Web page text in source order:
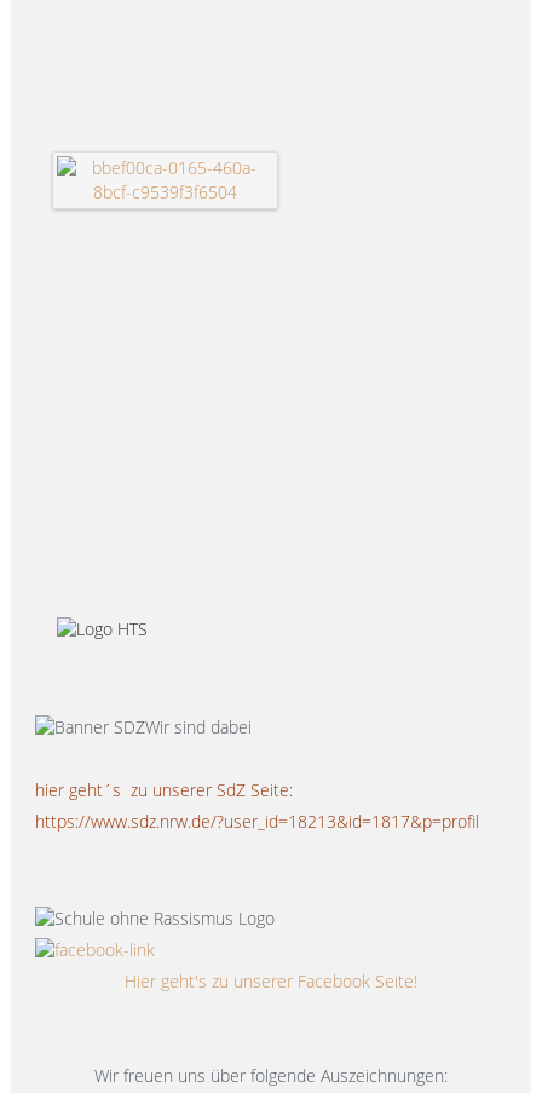
hier geht´s zu unserer SdZ Seite:
https://www.sdz.nrw.de/?user_id=18213&id=1817&p=profil
Hier geht's zu unserer Facebook Seite!
Wir freuen uns über folgende Auszeichnungen: